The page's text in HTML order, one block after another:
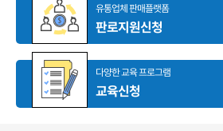
유통업체 판매플랫폼
판로지원신청
다양한 교육 프로그램
교육신청